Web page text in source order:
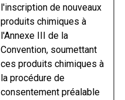
l'inscription de nouveaux
produits chimiques à
l'Annexe III de la
Convention, soumettant
ces produits chimiques à
la procédure de
consentement préalable